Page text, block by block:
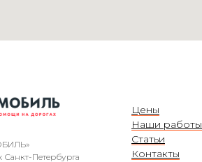
Петербурга
Цены
Наши работы
Статьи
Контакты